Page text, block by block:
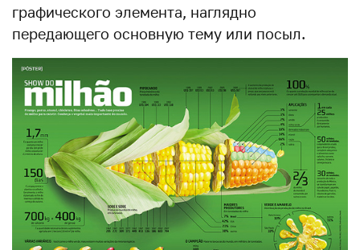
графического элемента, наглядно
передающего основную тему или посыл.